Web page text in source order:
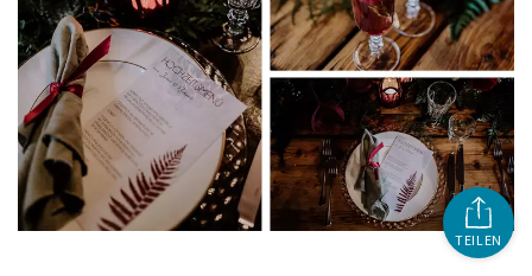
TEILEN